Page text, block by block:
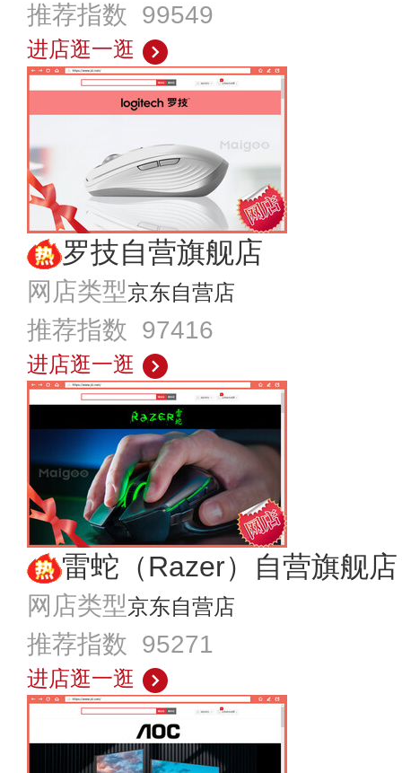
推荐指数 99549
进店逛一逛
罗技自营旗舰店
网店类型京东自营店
推荐指数 97416
进店逛一逛
雷蛇（Razer）自营旗舰店
网店类型京东自营店
推荐指数 95271
进店逛一逛